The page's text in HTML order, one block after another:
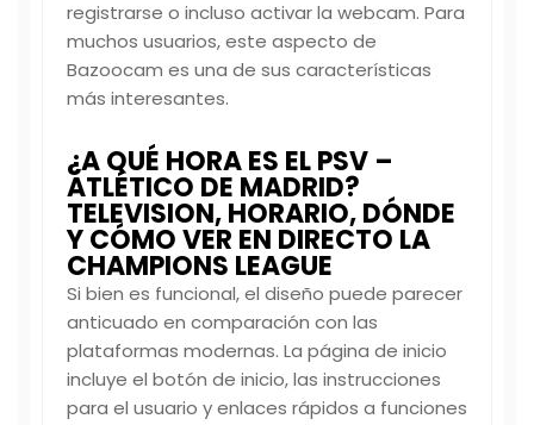
registrarse o incluso activar la webcam. Para
muchos usuarios, este aspecto de
Bazoocam es una de sus características
más interesantes.
¿A QUÉ HORA ES EL PSV –
ATLÉTICO DE MADRID?
TELEVISION, HORARIO, DÓNDE
Y CÓMO VER EN DIRECTO LA
CHAMPIONS LEAGUE
Si bien es funcional, el diseño puede parecer
anticuado en comparación con las
plataformas modernas. La página de inicio
incluye el botón de inicio, las instrucciones
para el usuario y enlaces rápidos a funciones